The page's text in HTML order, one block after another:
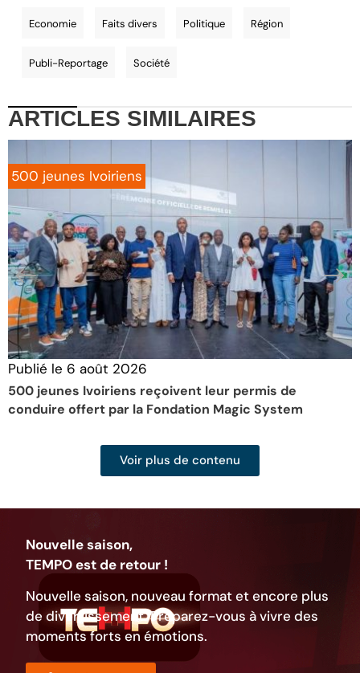
Economie Faits divers Politique Région
Publi-Reportage Société
ARTICLES SIMILAIRES
500 jeunes Ivoiriens
Publié le 6 août 2026
500 jeunes Ivoiriens reçoivent leur permis de
conduire offert par la Fondation Magic System
Voir plus de contenu
Nouvelle saison,
TEMPO est de retour !
Nouvelle saison, nouveau format et encore plus
de divertissement. Préparez-vous à vivre des
moments forts en émotions.